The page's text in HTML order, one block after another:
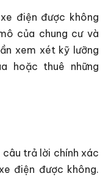
điện được không
của chung cư và
xem xét kỹ lưỡng
hoặc thuê những
trả lời chính xác
điện được không.